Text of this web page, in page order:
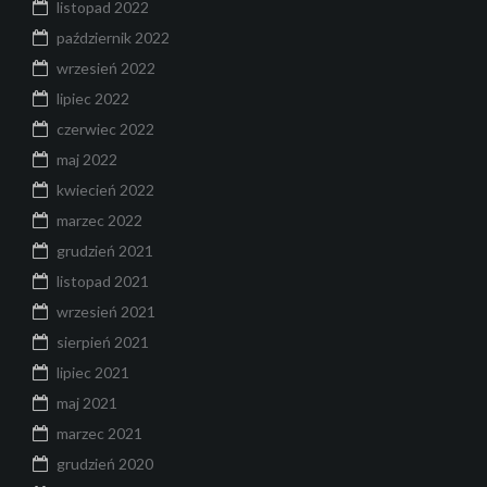
listopad 2022
październik 2022
wrzesień 2022
lipiec 2022
czerwiec 2022
maj 2022
kwiecień 2022
marzec 2022
grudzień 2021
listopad 2021
wrzesień 2021
sierpień 2021
lipiec 2021
maj 2021
marzec 2021
grudzień 2020